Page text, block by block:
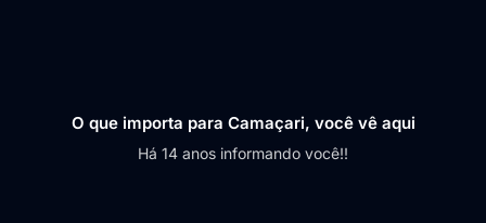
O que importa para Camaçari, você vê aqui
Há 14 anos informando você!!